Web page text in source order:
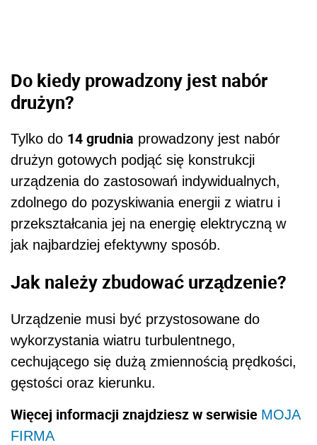
Do kiedy prowadzony jest nabór
drużyn?
Tylko do 14 grudnia prowadzony jest nabór
drużyn gotowych podjąć się konstrukcji
urządzenia do zastosowań indywidualnych,
zdolnego do pozyskiwania energii z wiatru i
przekształcania jej na energię elektryczną w
jak najbardziej efektywny sposób.
Jak należy zbudować urządzenie?
Urządzenie musi być przystosowane do
wykorzystania wiatru turbulentnego,
cechującego się dużą zmiennością prędkości,
gęstości oraz kierunku.
Więcej informacji znajdziesz w serwisie MOJA
FIRMA